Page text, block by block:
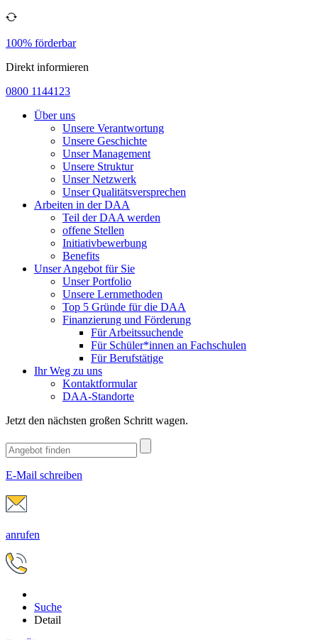
100% förderbar
Direkt informieren
0800 1144123
Über uns
Unsere Verantwortung
Unsere Geschichte
Unser Management
Unsere Struktur
Unser Netzwerk
Unser Qualitätsversprechen
Arbeiten in der DAA
Teil der DAA werden
offene Stellen
Initiativbewerbung
Benefits
Unser Angebot für Sie
Unser Portfolio
Unsere Lernmethoden
Top 5 Gründe für die DAA
Finanzierung und Förderung
Für Arbeitssuchende
Für Schüler*innen an Fachschulen
Für Berufstätige
Ihr Weg zu uns
Kontaktformular
DAA-Standorte
Jetzt den nächsten großen Schritt wagen.
E-Mail schreiben
anrufen
Suche
Detail